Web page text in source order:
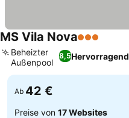
MS Vila Nova3 Sterne
8,5Hervorragend
Beheizter
Außenpool
Ab 42 €
Preise von 17 Websites